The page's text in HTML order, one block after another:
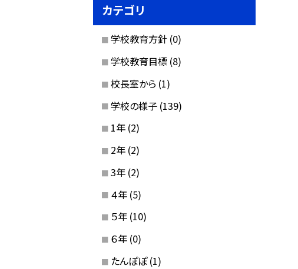
カテゴリ
学校教育方針 (0)
学校教育目標 (8)
校長室から (1)
学校の様子 (139)
1年 (2)
2年 (2)
3年 (2)
４年 (5)
５年 (10)
６年 (0)
たんぽぽ (1)